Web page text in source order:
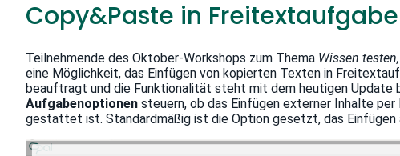
Copy&Paste in
Teilnehmende des Oktober-Workshops zum Thema Wissen
eine Möglichkeit, das Einfügen von kopierten Texten in
beauftragt und die Funktionalität steht mit dem heutigen Update
Aufgabenoptionen steuern, ob das Einfügen externer Inhalte
gestattet ist. Standardmäßig ist die Option gesetzt, das